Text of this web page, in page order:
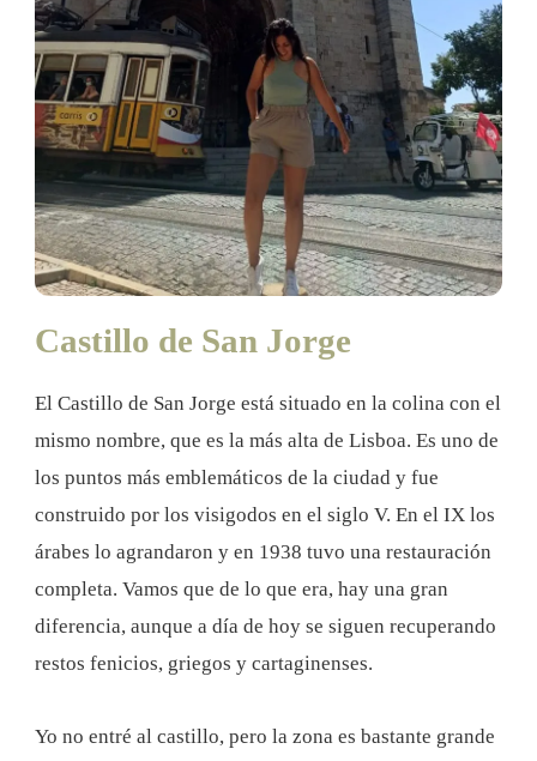
Castillo de San Jorge
El Castillo de San Jorge está situado en la colina con el
mismo nombre, que es la más alta de Lisboa. Es uno de
los puntos más emblemáticos de la ciudad y fue
construido por los visigodos en el siglo V. En el IX los
árabes lo agrandaron y en 1938 tuvo una restauración
completa. Vamos que de lo que era, hay una gran
diferencia, aunque a día de hoy se siguen recuperando
restos fenicios, griegos y cartaginenses.
Yo no entré al castillo, pero la zona es bastante grande